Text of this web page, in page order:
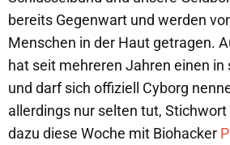
bereits Gegenwart und werden
Menschen in der Haut getragen.
hat seit mehreren Jahren einen in
und darf sich offiziell Cyborg
allerdings nur selten tut, Stichwort
dazu diese Woche mit Biohacker